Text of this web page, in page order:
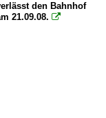
den Bahnhof
21.09.08. 